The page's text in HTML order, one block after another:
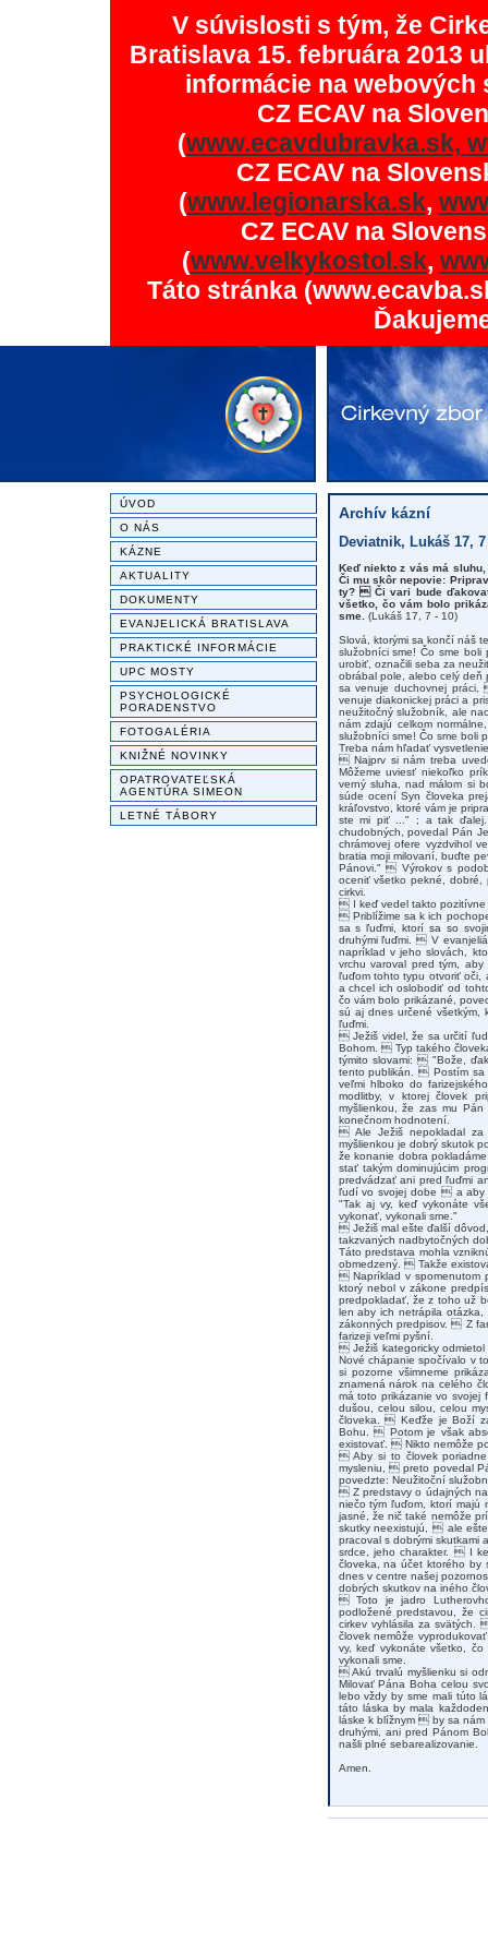
V súvislosti s tým, že
Bratislava 15. februára 2013
informácie na
CZ ECAV na
(www.ecavdubravka.sk,
CZ ECAV na
(www.legionarska.sk,
CZ ECAV na
(www.velkykostol.sk,
Táto stránka
ÚVOD
O NÁS
KÁZNE
AKTUALITY
DOKUMENTY
EVANJELICKÁ BRATISLAVA
PRAKTICKÉ INFORMÁCIE
UPC MOSTY
PSYCHOLOGICKÉ
PORADENSTVO
FOTOGALÉRIA
KNIŽNÉ NOVINKY
OPATROVATEĽSKÁ
AGENTÚRA SIMEON
LETNÉ TÁBORY
Archív kázní
Deviatnik, Lukáš 17, 7
Keď niekto z vás má
Či mu skôr nepovie:
ty?  Či vari bude
všetko, čo vám bolo
sme. (Lukáš 17, 7 - 10)
Slová, ktorými sa končí náš
služobníci sme! Čo sme
urobiť, označili seba za
obrábal pole, alebo celý
sa venuje duchovnej práci,
venuje diakonickej práci a
neužitočný služobník, ale
nám zdajú celkom
služobníci sme! Čo sme boli
Treba nám hľadať
 Najprv si nám treba
Môžeme uviesť niekoľko
verný sluha, nad málom si
súde ocení Syn človeka
kráľovstvo, ktoré vám je
ste mi piť ..." ; a tak ďalej.
chudobných, povedal Pán
chrámovej ofere vyzdvihol
bratia moji milovaní, buďte
Pánovi."  Výrokov s
oceniť všetko pekné,
cirkvi.
 I keď vedel takto pozitívne
 Priblížime sa k ich
sa s ľuďmi, ktorí sa so
druhými ľuďmi.  V
napríklad v jeho slovách,
vrchu varoval pred tým,
ľuďom tohto typu otvoriť oči,
a chcel ich oslobodiť od
čo vám bolo prikázané,
sú aj dnes určené všetkým,
ľuďmi.
 Ježiš videl, že sa určití
Bohom.  Typ takého
týmito slovami:  "Bože,
tento publikán.  Postím sa
veľmi hlboko do
modlitby, v ktorej človek
myšlienkou, že zas mu
konečnom hodnotení.
 Ale Ježiš nepokladal za
myšlienkou je dobrý skutok
že konanie dobra
stať takým dominujúcim
predvádzať ani pred ľuďmi
ľudí vo svojej dobe  a aby
"Tak aj vy, keď vykonáte
vykonať, vykonali sme."
 Ježiš mal ešte ďalší
takzvaných nadbytočných
Táto predstava mohla
obmedzený.  Takže
 Napríklad v spomenutom
ktorý nebol v zákone
predpokladať, že z toho už
len aby ich netrápila
zákonných predpisov.  Z
farizeji veľmi pyšní.
 Ježiš kategoricky
Nové chápanie spočívalo v
si pozorne všimneme
znamená nárok na celého
má toto prikázanie vo
dušou, celou silou, celou
človeka.  Keďže je Boží
Bohu.  Potom je však
existovať.  Nikto nemôže
 Aby si to človek poriadne
mysleniu,  preto povedal
povedzte: Neužitoční
 Z predstavy o údajných
niečo tým ľuďom, ktorí majú
jasné, že nič také nemôže
skutky neexistujú,  ale
pracoval s dobrými
srdce, jeho charakter.  I
človeka, na účet ktorého
dnes v centre našej
dobrých skutkov na iného
 Toto je jadro
podložené predstavou, že
cirkev vyhlásila za svätých.
človek nemôže
vy, keď vykonáte všetko,
vykonali sme.
 Akú trvalú myšlienku si
Milovať Pána Boha celou
lebo vždy by sme mali túto
táto láska by mala
láske k blížnym  by sa
druhými, ani pred Pánom
našli plné sebarealizovanie.
Amen.